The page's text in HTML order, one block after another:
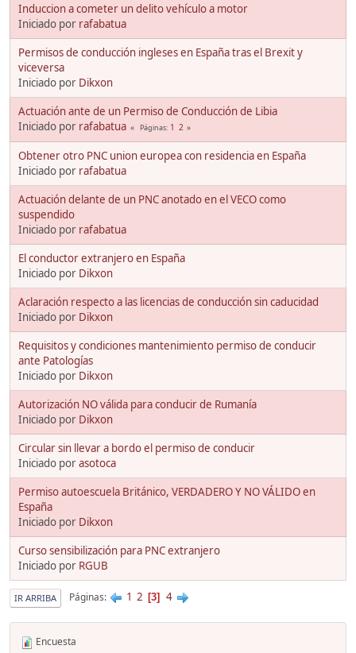
Induccion a cometer un delito vehículo a motor
Iniciado por rafabatua
Permisos de conducción ingleses en España tras el Brexit y
viceversa
Iniciado por Dikxon
Actuación ante de un Permiso de Conducción de Libia
Iniciado por rafabatua Páginas 1 2
Obtener otro PNC union europea con residencia en España
Iniciado por rafabatua
Actuación delante de un PNC anotado en el VECO como
suspendido
Iniciado por rafabatua
El conductor extranjero en España
Iniciado por Dikxon
Aclaración respecto a las licencias de conducción sin caducidad
Iniciado por Dikxon
Requisitos y condiciones mantenimiento permiso de conducir
ante Patologías
Iniciado por Dikxon
Autorización NO válida para conducir de Rumanía
Iniciado por Dikxon
Circular sin llevar a bordo el permiso de conducir
Iniciado porasotoca
Permiso autoescuela Británico, VERDADERO Y NO VÁLIDO en
España
Iniciado por Dikxon
Curso sensibilización para PNC extranjero
Iniciado por RGUB
IR ARRIBA Páginas 1 2 3 4
Encuesta